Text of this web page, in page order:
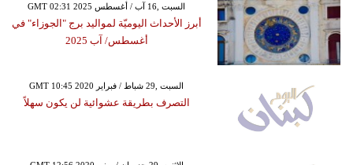
GMT 02:31 2025 السبت ,16 آب / أغسطس
أبرز الأحداث اليوميّة لمواليد برج "الجوزاء" في
أغسطس/ آب 2025
GMT 10:45 2020 السبت ,29 شباط / فبراير
التصرف بطريقة عشوائية لن يكون سهلاً